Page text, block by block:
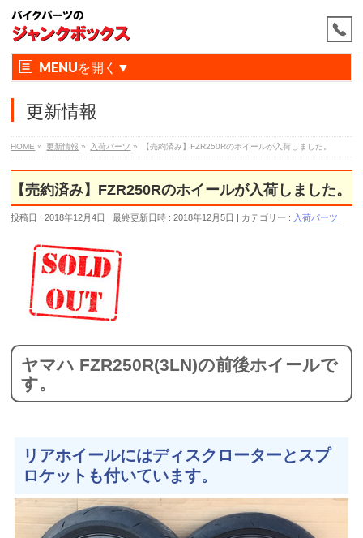
MENU
更新情報
HOME » 更新情報 » 入荷パーツ » 【売約済み】FZR250Rのホイールが入荷しました。
【売約済み】FZR250Rのホイールが入荷しました。
投稿日 : 2018年12月4日 最終更新日時 : 2018年12月5日 カテゴリー : 入荷パーツ
ヤマハ FZR250R(3LN)の前後ホイールで
す。
リアホイールにはディスクローターとスプ
ロケットも付いています。